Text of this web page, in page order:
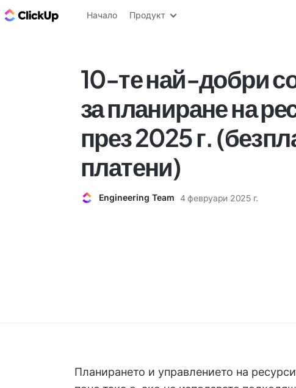
ClickUp блог
Начало Продукт
10-те най-добри
за планиране на
през 2025 г.
платени)
Engineering Team 4 февруари 2025 г.
Планирането и управлението на